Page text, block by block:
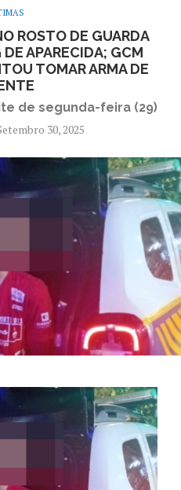
ROSTO DE GUARDA
APARECIDA; GCM
TOMAR ARMA DE
de segunda-feira (29)
30, 2025